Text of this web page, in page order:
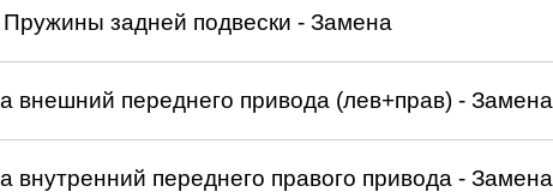
Пружины задней подвески - Замена
внешний переднего привода (лев+прав) - Замена
внутренний переднего правого привода - Замена